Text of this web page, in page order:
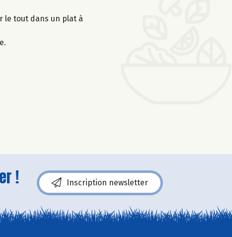
le tout dans un plat à
! Inscription newsletter